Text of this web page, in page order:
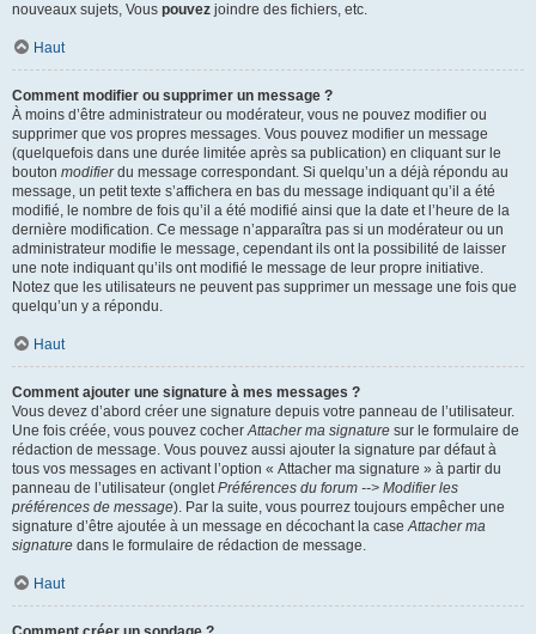
nouveaux sujets, Vous pouvez joindre des fichiers, etc.
Haut
Comment modifier ou supprimer un message ?
À moins d’être administrateur ou modérateur, vous ne pouvez modifier ou
supprimer que vos propres messages. Vous pouvez modifier un message
(quelquefois dans une durée limitée après sa publication) en cliquant sur le
bouton modifierdu message correspondant. Si quelqu’un a déjà répondu au
message, un petit texte s’affichera en bas du message indiquant qu’il a été
modifié, le nombre de fois qu’il a été modifié ainsi que la date et l’heure de la
dernière modification. Ce message n’apparaîtra pas si un modérateur ou un
administrateur modifie le message, cependant ils ont la possibilité de laisser
une note indiquant qu’ils ont modifié le message de leur propre initiative.
Notez que les utilisateurs ne peuvent pas supprimer un message une fois que
quelqu’un y a répondu.
Haut
Comment ajouter une signature à mes messages ?
Vous devez d’abord créer une signature depuis votre panneau de l’utilisateur.
Une fois créée, vous pouvez cocherAttacher ma signature sur le formulaire de
rédaction de message. Vous pouvez aussi ajouter la signature par défaut à
tous vos messages en activant l’option « Attacher ma signature » à partir du
panneau de l’utilisateur (ongletPréférences du forum --> Modifier les
préférences de message). Par la suite, vous pourrez toujours empêcher une
signature d’être ajoutée à un message en décochant la caseAttacher ma
signature dans le formulaire de rédaction de message.
Haut